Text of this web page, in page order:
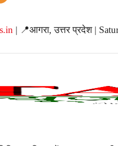
| 📍आगरा, उत्तर प्रदेश |